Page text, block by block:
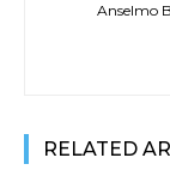
Anselmo
RELATED